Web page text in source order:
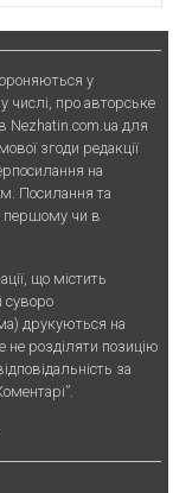
у
числі, про авторське
Nezhatin.com.ua для
згоди редакції
на
Посилання та
першому чи в
що мiстить
суворо
друкуються на
розділяти позицію
за